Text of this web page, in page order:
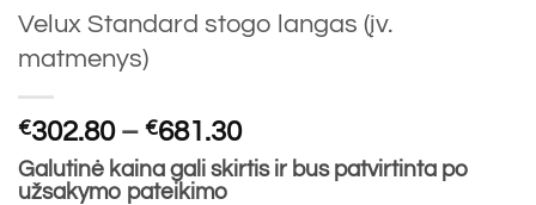
Velux Standard stogo langas (įv.
matmenys)
€302.80 – €681.30Price
range:
€302.80
Galutinė kaina gali skirtis ir bus patvirtinta po
užsakymo pateikimo